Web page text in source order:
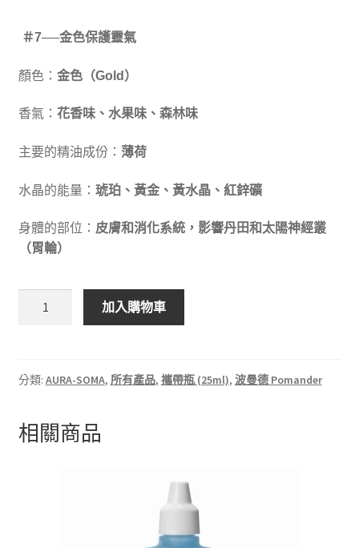
＃7──金色保護靈氣
顏色： 金色（Gold）
香氣： 花香味、水果味、森林味
主要的精油成份： 薄荷
水晶的能量： 琥珀、黃金、黃水晶、紅鋅礦
身體的部位： 皮膚和消化系統，影響丹田和太陽神經叢
（胃輪）
加入購物車
分類: AURA-SOMA, 所有產品, 攜帶瓶 (25ml), 波曼德 Pomander
相關商品